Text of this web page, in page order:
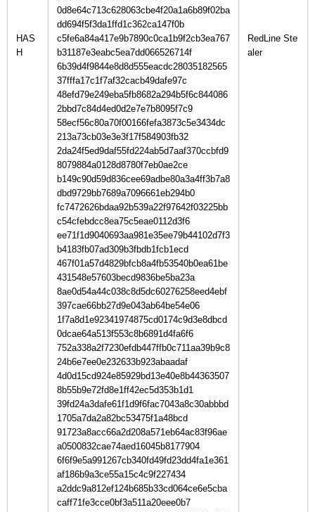
HAS
H
0d8e64c713c628063cbe4f20a1a6b89f02ba
dd694f5f3da1ffd1c362ca147f0b
c5fe6a84a417e9b7890c0ca1b9f2cb3ea767
b31187e3eabc5ea7dd066526714f
6b39d4f9844e8d8d555eacdc28035182565
37fffa17c1f7af32cacb49dafe97c
48efd79e249eba5fb8682a294b5f6c844086
2bbd7c84d4ed0d2e7e7b8095f7c9
58ecf56c80a70f00166fefa3873c5e3434dc
213a73cb03e3e3f17f584903fb32
2da24f5ed9daf55fd224ab5d7aaf370ccbfd9
8079884a0128d8780f7eb0ae2ce
b149c90d59d836cee69adbe80a3a4ff3b7a8
dbd9729bb7689a7096661eb294b0
fc7472626bdaa92b539a22f97642f03225bb
c54cfebdcc8ea75c5eae0112d3f6
ee71f1d9040693aa981e35ee79b44102d7f3
b4183fb07ad309b3fbdb1fcb1ecd
467f01a57d4829bfcb8a4fb53540b0ea61be
431548e57603becd9836be5ba23a
8ae0d54a44c038c8d5dc60276258eed4ebf
397cae66bb27d9e043ab64be54e06
1f7a8d1e92341974875cd0174c9d3e8dbcd
0dcae64a513f553c8b6891d4fa6f6
752a338a2f7230efdb447ffb0c711aa39b9c8
24b6e7ee0e232633b923abaadaf
4d0d15cd924e85929bd13e40e8b44363507
8b55b9e72fd8e1ff42ec5d353b1d1
39fd24a3dafe61f1d9f6fac7043a8c30abbbd
1705a7da2a82bc53475f1a48bcd
91723a8acc66a2d208a571eb64ac83f96ae
a0500832cae74aed16045b8177904
6f6f9e5a991267cb340fd49fd23dd4fa1e361
af186b9a3ce55a15c4c9f227434
a2ddc9a812ef124b685b33cd064ce6e5cba
caff71fe3cce0bf3a511a20eee0b7
RedLine Ste